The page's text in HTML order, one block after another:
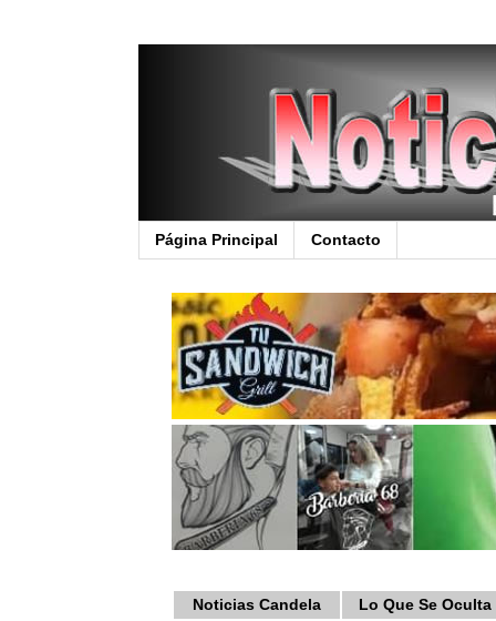
Página Principal Contacto
Noticias Candela Lo Que Se Oculta